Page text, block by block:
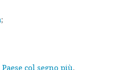
;
col segno più.